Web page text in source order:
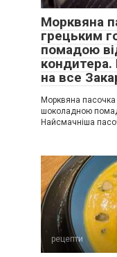
Морквяна
грецьким
помадою
кондитера.
на все
Морквяна пасочка
шоколадною
Найсмачніша
рецепти